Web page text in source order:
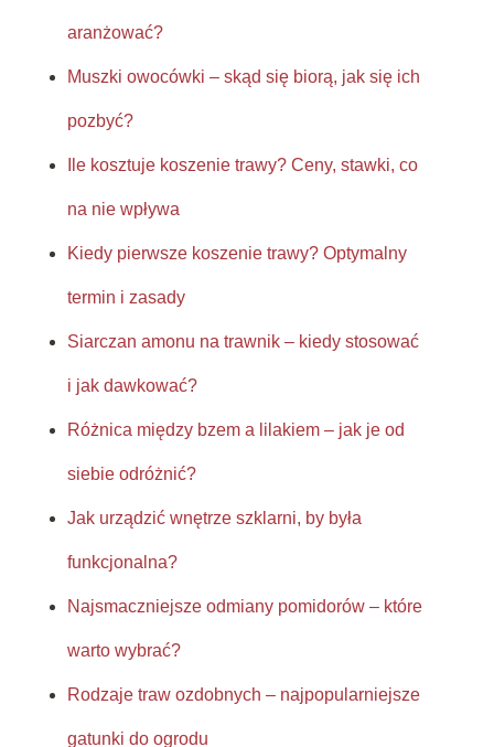
aranżować?
Muszki owocówki – skąd się biorą, jak się ich
pozbyć?
Ile kosztuje koszenie trawy? Ceny, stawki, co
na nie wpływa
Kiedy pierwsze koszenie trawy? Optymalny
termin i zasady
Siarczan amonu na trawnik – kiedy stosować
i jak dawkować?
Różnica między bzem a lilakiem – jak je od
siebie odróżnić?
Jak urządzić wnętrze szklarni, by była
funkcjonalna?
Najsmaczniejsze odmiany pomidorów – które
warto wybrać?
Rodzaje traw ozdobnych – najpopularniejsze
gatunki do ogrodu